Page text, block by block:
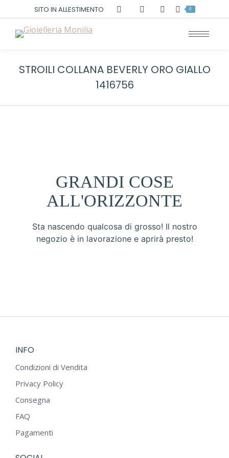
SITO IN ALLESTIMENTO Cerca: 0
STROILI COLLANA BEVERLY ORO GIALLO
1416756
GRANDI COSE
ALL'ORIZZONTE
Sta nascendo qualcosa di grosso! Il nostro
negozio è in lavorazione e aprirà presto!
INFO
Condizioni di Vendita
Privacy Policy
Consegna
FAQ
Pagamenti